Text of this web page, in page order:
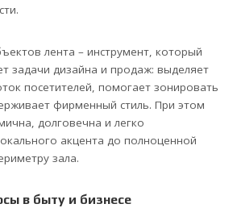
лента – инструмент, который
задачи дизайна и продаж: выделяет
посетителей, помогает зонировать
фирменный стиль. При этом
долговечна и легко
акцента до полноценной
зала.
в быту и бизнесе